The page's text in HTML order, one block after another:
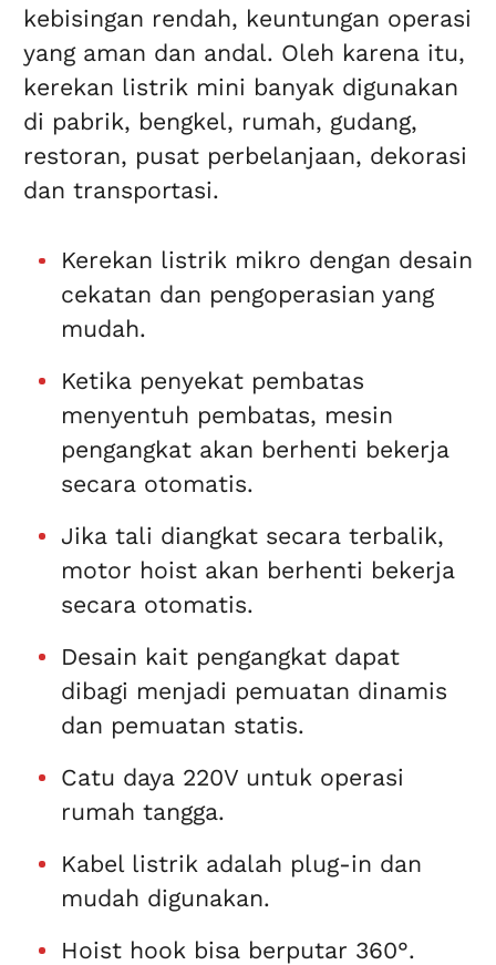
kebisingan rendah, keuntungan operasi
yang aman dan andal. Oleh karena itu,
kerekan listrik mini banyak digunakan
di pabrik, bengkel, rumah, gudang,
restoran, pusat perbelanjaan, dekorasi
dan transportasi.
Kerekan listrik mikro dengan desain
cekatan dan pengoperasian yang
mudah.
Ketika penyekat pembatas
menyentuh pembatas, mesin
pengangkat akan berhenti bekerja
secara otomatis.
Jika tali diangkat secara terbalik,
motor hoist akan berhenti bekerja
secara otomatis.
Desain kait pengangkat dapat
dibagi menjadi pemuatan dinamis
dan pemuatan statis.
Catu daya 220V untuk operasi
rumah tangga.
Kabel listrik adalah plug-in dan
mudah digunakan.
Hoist hook bisa berputar 360°.